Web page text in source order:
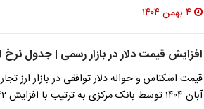
۴ بهمن ۱۴۰۴
افزایش قیمت دلار در بازار رسمی | جدول نرخ امروز ۲۲
آبان ۱۴۰۴ توسط بانک مرکزی به ترتیب با افزایش ۳۶۲…